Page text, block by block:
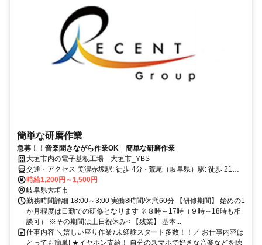
簡単な研磨作業
急募！！音楽聞きながら作業OK 簡単な研磨作業
大垣市内の電子基板工場 大垣市_YBS
交通・アクセス 美濃赤坂駅: 徒歩 4分 · 荒尾（岐阜県）駅: 徒歩 21分 ·
東赤坂駅: 徒歩 22分.
時給1,200円～1,500円
岐阜県大垣市
勤務時間詳細 18:00～3:00 実働8時間/休憩60分 【研修期間】 始めの1
か月程度は日勤での研修となります ※８時～17時（９時～18時も相
談可） ※その期間は土日祝休み< 【残業】 基本...
仕事内容 ＼嬉しい座り作業♪未経験スタート多数！！／ お仕事内容は
とっても簡単! ★イヤホン支給！ 自分のスマホで好きな音楽などを聴